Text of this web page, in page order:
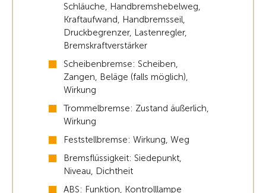
Schläuche, Handbremshebelweg,
Kraftaufwand, Handbremsseil,
Druckbegrenzer, Lastenregler,
Bremskraftverstärker
Scheibenbremse: Scheiben,
Zangen, Beläge (falls möglich),
Wirkung
Trommelbremse: Zustand äußerlich,
Wirkung
Feststellbremse: Wirkung, Weg
Bremsflüssigkeit: Siedepunkt,
Niveau, Dichtheit
ABS: Funktion, Kontrolllampe